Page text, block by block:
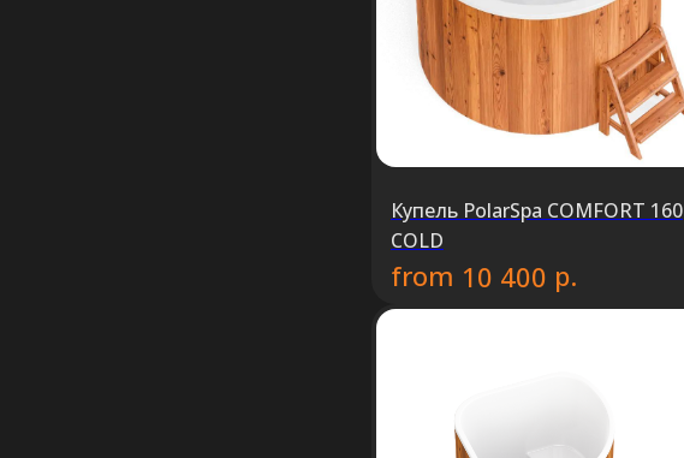
Купель PolarSpa COMFORT 160
COLD
from 10 400 р.